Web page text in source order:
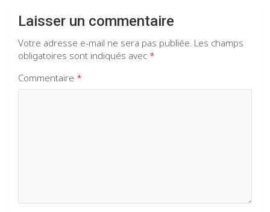
Laisser un commentaire
Votre adresse e-mail ne sera pas publiée. Les champs
obligatoires sont indiqués avec *
Commentaire *